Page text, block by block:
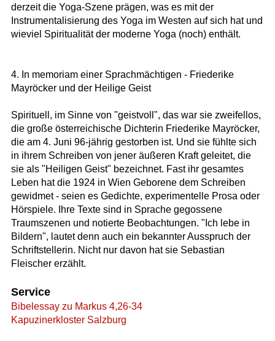
derzeit die Yoga-Szene prägen, was es mit der
Instrumentalisierung des Yoga im Westen auf sich hat und
wieviel Spiritualität der moderne Yoga (noch) enthält.
4. In memoriam einer Sprachmächtigen - Friederike
Mayröcker und der Heilige Geist
Spirituell, im Sinne von "geistvoll", das war sie zweifellos,
die große österreichische Dichterin Friederike Mayröcker,
die am 4. Juni 96-jährig gestorben ist. Und sie fühlte sich
in ihrem Schreiben von jener äußeren Kraft geleitet, die
sie als "Heiligen Geist" bezeichnet. Fast ihr gesamtes
Leben hat die 1924 in Wien Geborene dem Schreiben
gewidmet - seien es Gedichte, experimentelle Prosa oder
Hörspiele. Ihre Texte sind in Sprache gegossene
Traumszenen und notierte Beobachtungen. "Ich lebe in
Bildern", lautet denn auch ein bekannter Ausspruch der
Schriftstellerin. Nicht nur davon hat sie Sebastian
Fleischer erzählt.
Service
Bibelessay zu Markus 4,26-34
Kapuzinerkloster Salzburg